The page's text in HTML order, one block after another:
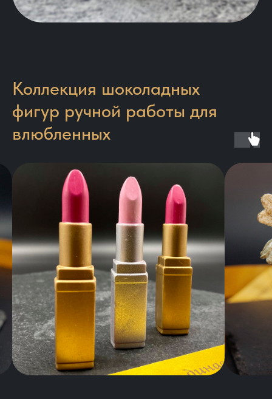
Коллекция шоколадных
фигур ручной работы для
влюбленных